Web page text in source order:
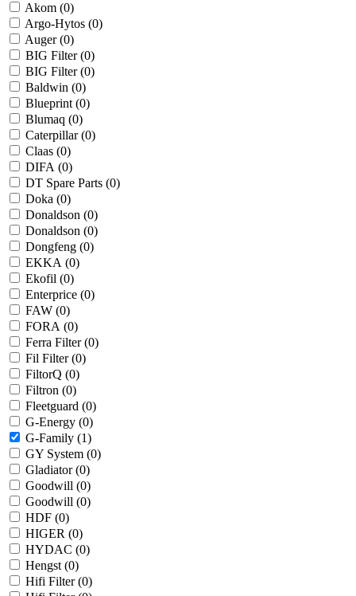
Akom (0)
Argo-Hytos (0)
Auger (0)
BIG Filter (0)
BIG Filter (0)
Baldwin (0)
Blueprint (0)
Blumaq (0)
Caterpillar (0)
Claas (0)
DIFA (0)
DT Spare Parts (0)
Doka (0)
Donaldson (0)
Donaldson (0)
Dongfeng (0)
EKKA (0)
Ekofil (0)
Enterprice (0)
FAW (0)
FORA (0)
Ferra Filter (0)
Fil Filter (0)
FiltorQ (0)
Filtron (0)
Fleetguard (0)
G-Energy (0)
G-Family (1)
GY System (0)
Gladiator (0)
Goodwill (0)
Goodwill (0)
HDF (0)
HIGER (0)
HYDAC (0)
Hengst (0)
Hifi Filter (0)